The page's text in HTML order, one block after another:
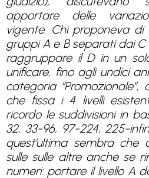
apportare delle
vigente. Chi proponeva
gruppi A e B separati dai C
raggruppare il D in un
unificare, fino agli undici
categoria “Promozionale”,
che fissa i 4 livelli
ricordo le suddivisioni in
32, 33-96, 97-224, 225-
quest’ultima sembra che
sulle sulle altre anche se
numeri: portare il livello A